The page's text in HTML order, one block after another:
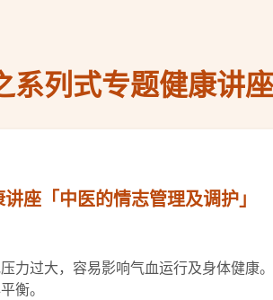
列式专题健康讲
座「中医的情志管理及调护」
力过大，容易影响气血运行及身体健康
衡。